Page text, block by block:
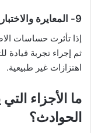
9- المعايرة والاختبارات النهائية:
ثم إجراء تجربة قيادة
اهتزازات غير طبيعية.
ما الأجزاء
الحوادث؟